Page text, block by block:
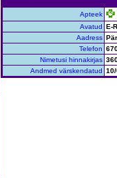
Apteek
Avatud E-
Aadress
Telefon
Nimetusi hinnakirjas
Andmed värskendatud